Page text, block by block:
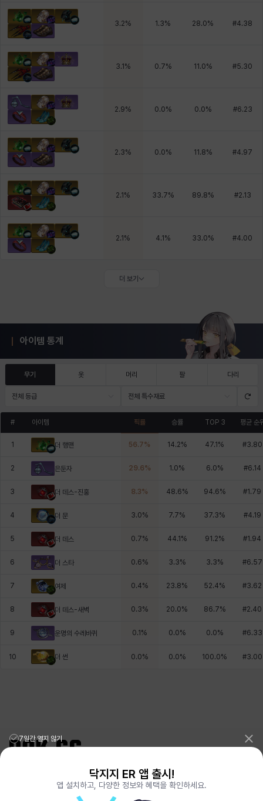
3.2% 1.3% 28.0% #4.38
3.1 % 0.7% 11.0% #5.30
2.9% 0.0% 0.0% #6.23
2.3% 0.0% 11.8% #4.97
2.1 % 33.7% 89.8% #2.13
2.1 % 4.1 % 33.0% #4.00
더 보기
아이템 통계
무기 옷 머리 팔 다리
전체 등급 전체 특수재료
# 아이템 픽률 승률 TOP 3 평균 순
1 더 행맨 56.7% 14.2% 47.1 % #3.80
2 은둔자 29.6% 1.0% 6.0% #6.14
3 더 데스-진홍 8.3% 48.6% 94.6% #1.79
4 더 문 3.0% 7.7% 37.3% #4.19
5 더 데스 0.7% 44.1 % 91.2% #1.94
6 더 스타 0.6% 3.3% 3.3% #6.57
7 여제 0.4% 23.8% 52.4% #3.62
8 더 데스-새벽 0.3% 20.0% 86.7% #2.40
9 운명의 수레바퀴 0.1 % 0.0% 0.0% #6.33
10 더 썬 0.0% 0.0% 100.0% #3.00
리그오브레전드 전적검색 포로지지PORO.GG
전략적팀전투 TFT 전적검색 롤체지지 LOLCHESS.GG
7일간 열지 않기
닥지지 ER 앱 출시!
앱 설치하고, 다양한 정보와 혜택을 확인하세요.